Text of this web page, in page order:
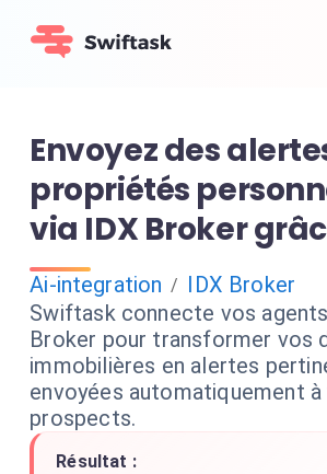
Envoyez des
propriétés
via IDX Broker
Ai-integration / IDX Broker
Swiftask connecte vos
Broker pour transformer vos
immobilières en alertes
envoyées automatiquement à
prospects.
Résultat :